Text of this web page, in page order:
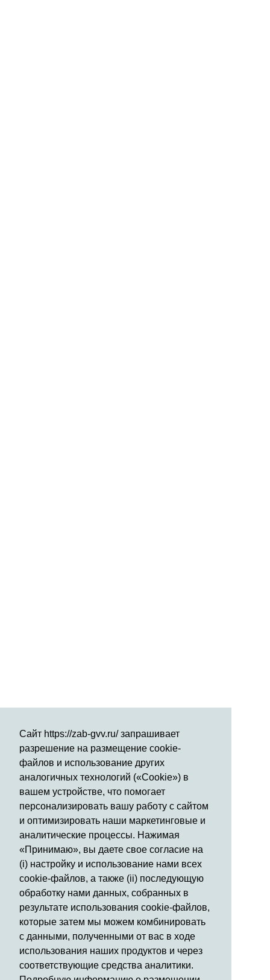
Сайт https://zab-gvv.ru/ запрашивает
разрешение на размещение cookie-
файлов и использование других
аналогичных технологий («Cookie») в
вашем устройстве, что помогает
персонализировать вашу работу с сайтом
и оптимизировать наши маркетинговые и
аналитические процессы. Нажимая
«Принимаю», вы даете свое согласие на
(i) настройку и использование нами всех
cookie-файлов, а также (ii) последующую
обработку нами данных, собранных в
результате использования cookie-файлов,
которые затем мы можем комбинировать
с данными, полученными от вас в ходе
использования наших продуктов и через
соответствующие средства аналитики.